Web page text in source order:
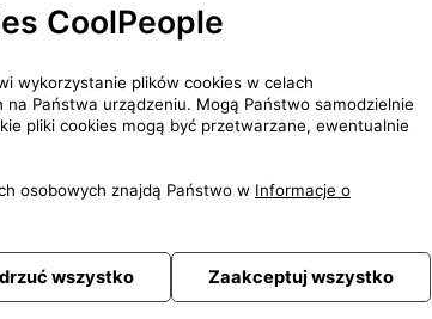
Verify Identity Governance
CoolPeople
wykorzystanie plików cookies w celach
Państwa urządzeniu. Mogą Państwo samodzielnie
pliki cookies mogą być przetwarzane, ewentualnie
osobowych znajdą Państwo w Informacje o
wszystko Zaakceptuj wszystko